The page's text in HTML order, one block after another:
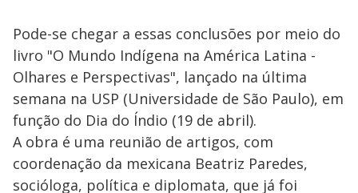
Pode-se chegar a essas conclusões por meio do
livro "O Mundo Indígena na América Latina -
Olhares e Perspectivas", lançado na última
semana na USP (Universidade de São Paulo), em
função do Dia do Índio (19 de abril).
A obra é uma reunião de artigos, com
coordenação da mexicana Beatriz Paredes,
socióloga, política e diplomata, que já foi